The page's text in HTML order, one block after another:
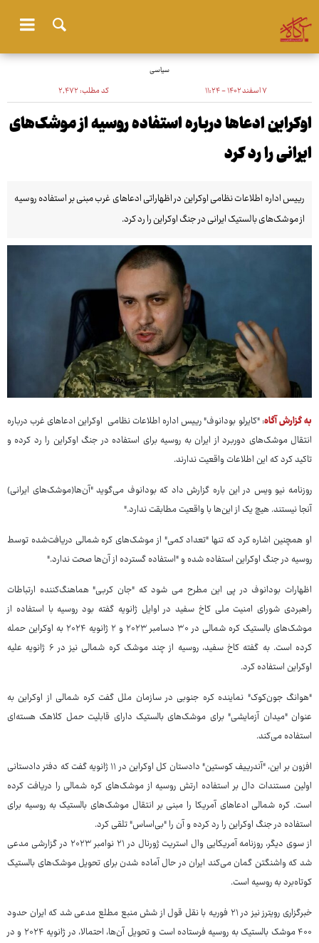
سیاسی
۷ اسفند ۱۴۰۲ - ۱۱:۲۴ کد مطلب:۲٬۴۷۲
اوکراین ادعاها درباره استفاده روسیه از موشک‌های
ایرانی را رد کرد
رییس اداره اطلاعات نظامی اوکراین در اظهاراتی ادعاهای غرب مبنی بر استفاده روسیه
از موشک‌های بالستیک ایرانی در جنگ اوکراین را رد کرد.
به گزارش آگاه: "کایرلو بودانوف" رییس اداره اطلاعات نظامی اوکراین ادعاهای غرب درباره
انتقال موشک‌های دوربرد از ایران به روسیه برای استفاده در جنگ اوکراین را رد کرده و
تاکید کرد که این اطلاعات واقعیت ندارند.
روزنامه نیو ویس در این باره گزارش داد که بودانوف می‌گوید "آن‌ها(موشک‌های ایرانی)
آنجا نیستند. هیچ یک از این‌ها با واقعیت مطابقت ندارد."
او همچنین اشاره کرد که تنها "تعداد کمی" از موشک‌های کره شمالی دریافت‌شده توسط
روسیه در جنگ اوکراین استفاده شده و "استفاده گسترده از آن‌ها صحت ندارد."
اظهارات بودانوف در پی این مطرح می شود که "جان کربی" هماهنگ‌کننده ارتباطات
راهبردی شورای امنیت ملی کاخ سفید در اوایل ژانویه گفته بود روسیه با استفاده از
موشک‌های بالستیک کره شمالی در ۳۰ دسامبر ۲۰۲۳ و ۲ ژانویه ۲۰۲۴ به اوکراین حمله
کرده است. به گفته کاخ سفید، روسیه از چند موشک کره شمالی نیز در ۶ ژانویه علیه
اوکراین استفاده کرد.
"هوانگ جون‌کوک" نماینده کره جنوبی در سازمان ملل گفت کره شمالی از اوکراین به
عنوان "میدان آزمایشی" برای موشک‌های بالستیک دارای قابلیت حمل کلاهک هسته‌ای
استفاده می‌کند.
افزون بر این، "آندرییف کوستین" دادستان کل اوکراین در ۱۱ ژانویه گفت که دفتر دادستانی
اولین مستندات دال بر استفاده ارتش روسیه از موشک‌های کره شمالی را دریافت کرده
است. کره شمالی ادعاهای آمریکا را مبنی بر انتقال موشک‌های بالستیک به روسیه برای
استفاده در جنگ اوکراین را رد کرده و آن را "بی‌اساس" تلقی کرد.
از سوی دیگر، روزنامه آمریکایی وال استریت ژورنال در ۲۱ نوامبر ۲۰۲۳ در گزارشی مدعی
شد که واشنگتن گمان می‌کند ایران در حال آماده شدن برای تحویل موشک‌های بالستیک
کوتاه‌برد به روسیه است.
خبرگزاری رویترز نیز در ۲۱ فوریه با نقل قول از شش منبع مطلع مدعی شد که ایران حدود
۴۰۰ موشک بالستیک به روسیه فرستاده است‌ و تحویل آن‌ها، احتمالا، در ژانویه ۲۰۲۴ و در